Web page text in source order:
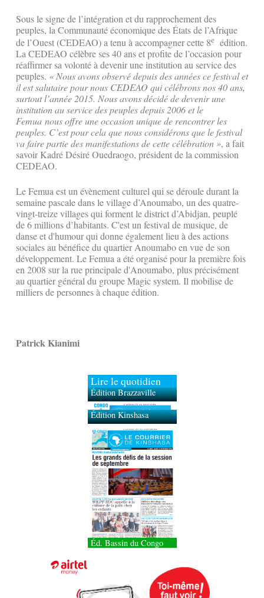
Sous le signe de l’intégration et du rapprochement des
peuples, la Communauté économique des États de l’Afrique
de l’Ouest (CEDEAO) a tenu à accompagner cette 8e édition.
La CEDEAO célèbre ses 40 ans et profite de l’occasion pour
réaffirmer sa volonté à devenir une institution au service des
peuples. « Nous avons observé depuis des années ce festival et
il est salutaire pour nous CEDEAO qui célébrons nos 40 ans,
surtout l’année 2015. Nous avons décidé de devenir une
institution au service des peuples depuis 2006 et le
Femua nous offre une occasion unique de rencontrer les
peuples. C’est pour cela que nous considérons que le festival
va faire partie des manifestations de cette célébration », a fait
savoir Kadré Désiré Ouedraogo, président de la commission
CEDEAO.
Le Femua est un évènement culturel qui se déroule durant la
semaine pascale dans le village d’Anoumabo, un des quatre-
vingt-treize villages qui forment le district d’Abidjan, peuplé
de 6 millions d’habitants. C'est un festival de musique, de
danse et d'humour qui donne également lieu à des actions
sociales au bénéfice du quartier Anoumabo en vue de son
développement. Le Femua a été organisé pour la première fois
en 2008 sur la rue principale d'Anoumabo, plus précisément
au quartier général du groupe Magic system. Il mobilise de
milliers de personnes à chaque édition.
Patrick Kianimi
Lire le quotidien
Édition Brazzaville
Édition Kinshasa
Éd. Bassin du Congo